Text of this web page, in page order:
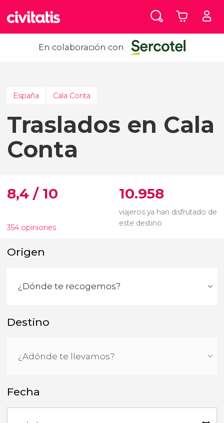
En colaboración con
España Cala Conta
Traslados en Cala
Conta
8,4 / 10
354 opiniones
10.958
viajeros ya han disfrutado de
este destino
Origen
Destino
Fecha